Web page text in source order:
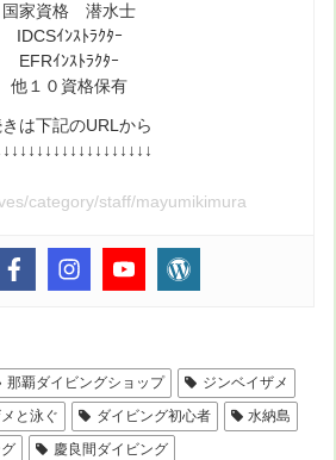
国家資格 潜水士
IDCSｲﾝｽﾄﾗｸﾀｰ
EFRｲﾝｽﾄﾗｸﾀｰ
他１０資格保有
は下記のURLから
category/staff/mayumikimura
那覇ダイビングショップ
ジンベイザメ
と泳ぐ ダイビング初心者
水納島
慶良間ダイビング